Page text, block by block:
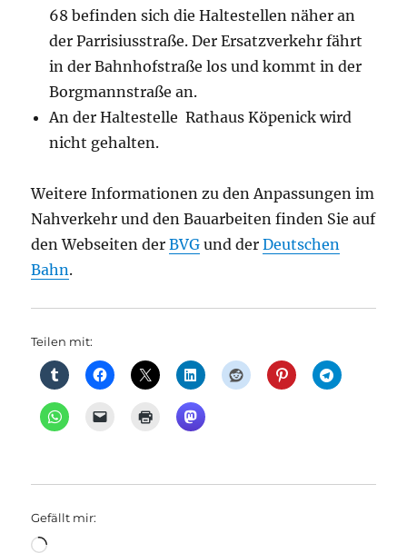
68 befinden sich die Haltestellen näher an
der Parrisiusstraße. Der Ersatzverkehr fährt
in der Bahnhofstraße los und kommt in der
Borgmannstraße an.
An der Haltestelle Rathaus Köpenick wird
nicht gehalten.
Weitere Informationen zu den Anpassungen im
Nahverkehr und den Bauarbeiten finden Sie auf
den Webseiten derBVG und derDeutschen
Bahn.
Teilen mit:
Gefällt mir:
Wird